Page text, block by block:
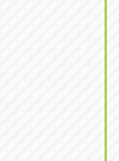
愛
ア
愛